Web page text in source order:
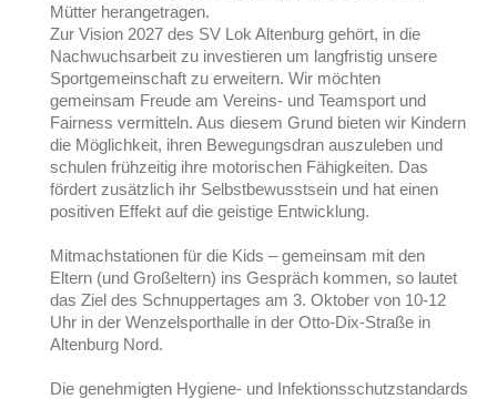
Mütter herangetragen.
Zur Vision 2027 des SV Lok Altenburg gehört, in die
Nachwuchsarbeit zu investieren um langfristig unsere
Sportgemeinschaft zu erweitern. Wir möchten
gemeinsam Freude am Vereins- und Teamsport und
Fairness vermitteln. Aus diesem Grund bieten wir Kindern
die Möglichkeit, ihren Bewegungsdran auszuleben und
schulen frühzeitig ihre motorischen Fähigkeiten. Das
fördert zusätzlich ihr Selbstbewusstsein und hat einen
positiven Effekt auf die geistige Entwicklung.
Mitmachstationen für die Kids – gemeinsam mit den
Eltern (und Großeltern) ins Gespräch kommen, so lautet
das Ziel des Schnuppertages am 3. Oktober von 10-12
Uhr in der Wenzelsporthalle in der Otto-Dix-Straße in
Altenburg Nord.
Die genehmigten Hygiene- und Infektionsschutzstandards